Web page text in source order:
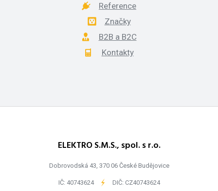
Reference
Značky
B2B a B2C
Kontakty
ELEKTRO S.M.S., spol. s r.o.
Dobrovodská 43, 370 06 České Budějovice
IČ: 40743624 - DIČ: CZ40743624